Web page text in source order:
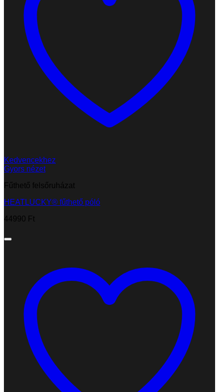
Kedvencekhez
Gyors nézet
Fűthető felsőruházat
HEATLUCKY® fűthető póló
44990 Ft